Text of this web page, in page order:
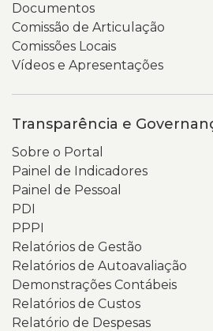
Documentos
Comissão de Articulação
Comissões Locais
Vídeos e Apresentações
Transparência e
Sobre o Portal
Painel de Indicadores
Painel de Pessoal
PDI
PPPI
Relatórios de Gestão
Relatórios de Autoavaliação
Demonstrações Contábeis
Relatórios de Custos
Relatório de Despesas